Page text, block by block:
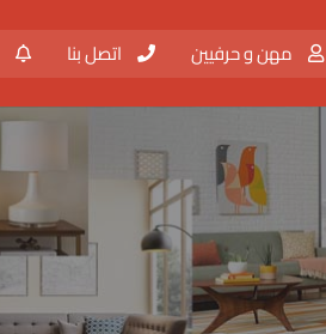
مهن و حرفيين اتصل بنا